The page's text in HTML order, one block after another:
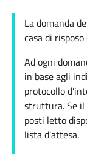
La domanda
casa di risposo
Ad ogni
in base agli
protocollo
struttura. Se il
posti letto
lista d'attesa.